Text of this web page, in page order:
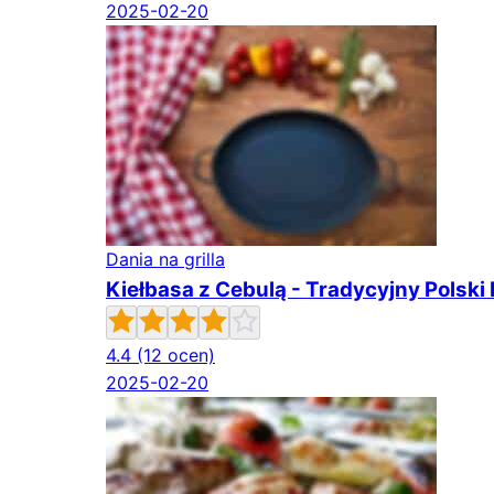
2025-02-20
Dania na grilla
Kiełbasa z Cebulą - Tradycyjny Polski
4.4 (12 ocen)
2025-02-20